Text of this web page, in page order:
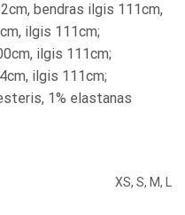
bendras ilgis 111cm,
ilgis 111cm;
ilgis 111cm;
ilgis 111cm;
1% elastanas
XS, S, M, L